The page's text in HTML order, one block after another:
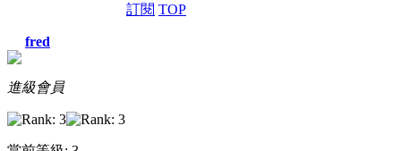
訂閱 TOP
fred
進級會員